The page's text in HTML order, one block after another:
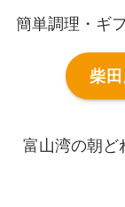
簡単調理・ギ
柴
富山湾の朝ど